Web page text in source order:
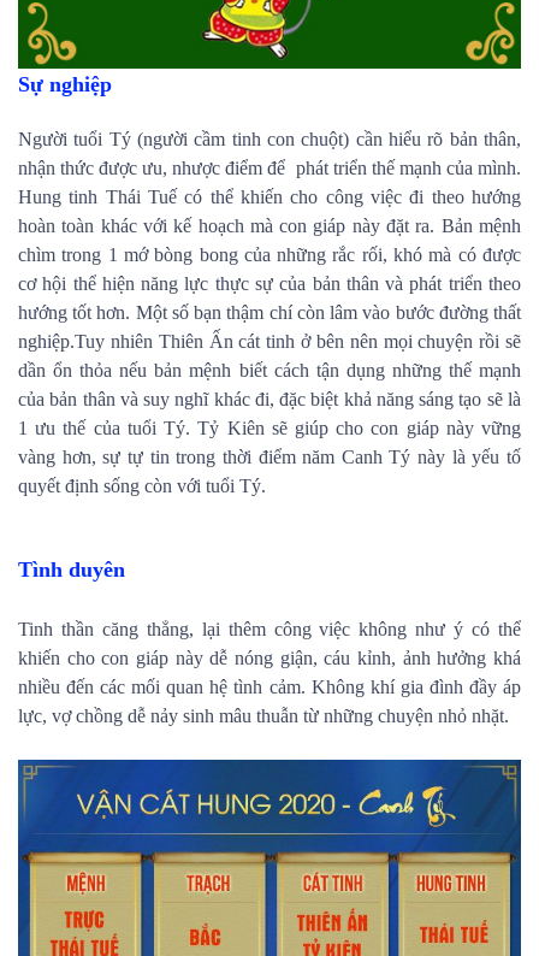
Sự nghiệp
Người tuổi Tý (người cầm tinh con chuột) cần hiểu rõ bản thân,
nhận thức được ưu, nhược điểm để phát triển thế mạnh của mình.
Hung tinh Thái Tuế có thể khiến cho công việc đi theo hướng
hoàn toàn khác với kế hoạch mà con giáp này đặt ra. Bản mệnh
chìm trong 1 mớ bòng bong của những rắc rối, khó mà có được
cơ hội thể hiện năng lực thực sự của bản thân và phát triển theo
hướng tốt hơn. Một số bạn thậm chí còn lâm vào bước đường thất
nghiệp.Tuy nhiên Thiên Ấn cát tinh ở bên nên mọi chuyện rồi sẽ
dần ổn thỏa nếu bản mệnh biết cách tận dụng những thế mạnh
của bản thân và suy nghĩ khác đi, đặc biệt khả năng sáng tạo sẽ là
1 ưu thế của tuổi Tý. Tỷ Kiên sẽ giúp cho con giáp này vững
vàng hơn, sự tự tin trong thời điểm năm Canh Tý này là yếu tố
quyết định sống còn với tuổi Tý.
Tình duyên
Tinh thần căng thẳng, lại thêm công việc không như ý có thể
khiến cho con giáp này dễ nóng giận, cáu kỉnh, ảnh hưởng khá
nhiều đến các mối quan hệ tình cảm. Không khí gia đình đầy áp
lực, vợ chồng dễ nảy sinh mâu thuẫn từ những chuyện nhỏ nhặt.